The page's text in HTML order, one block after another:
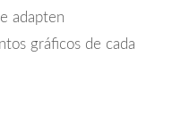
adapten
gráficos de cada